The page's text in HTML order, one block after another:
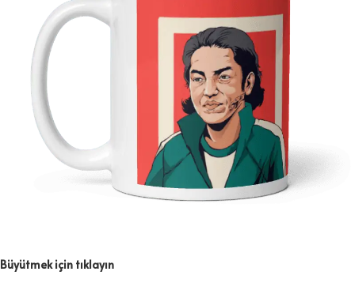
Büyütmek için tıklayın